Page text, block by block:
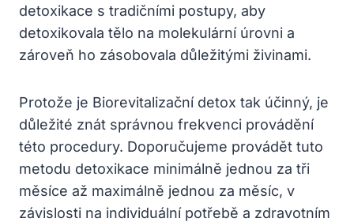
detoxikace s tradičními postupy, aby
detoxikovala tělo na molekulární úrovni a
zároveň ho zásobovala důležitými živinami.
Protože je Biorevitalizační detox tak účinný, je
důležité znát správnou frekvenci provádění
této procedury. Doporučujeme provádět tuto
metodu detoxikace minimálně jednou za tři
měsíce až maximálně jednou za měsíc, v
závislosti na individuální potřebě a zdravotním